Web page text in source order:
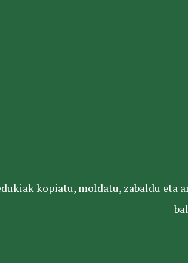
kopiatu, moldatu, zabaldu eta